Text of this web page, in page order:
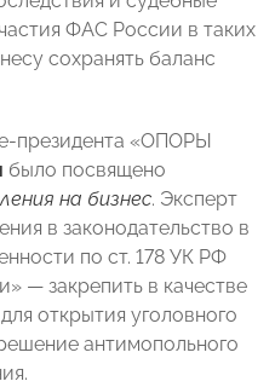
ФАС России в таких
сохранять баланс
президента «ОПОРЫ
было посвящено
на бизнес. Эксперт
в законодательство в
по ст. 178 УК РФ
— закрепить в качестве
открытия уголовного
антимопольного